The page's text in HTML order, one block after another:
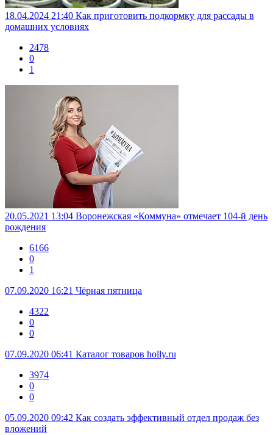
18.04.2024 21:40 Как приготовить подкормку для рассады в
домашних условиях
2478
0
1
20.05.2021 13:04 Воронежская «Коммуна» отмечает 104-й день
рождения
6166
0
1
07.09.2020 16:21 Чёрная пятница
4322
0
0
07.09.2020 06:41 Каталог товаров holly.ru
3974
0
0
05.09.2020 09:42 Как создать эффективный отдел продаж без
вложений